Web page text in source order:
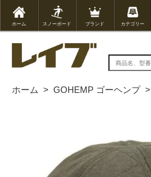
ホーム スノーボード ブランド カテゴリー
ホーム > GOHEMP ゴーヘンプ>